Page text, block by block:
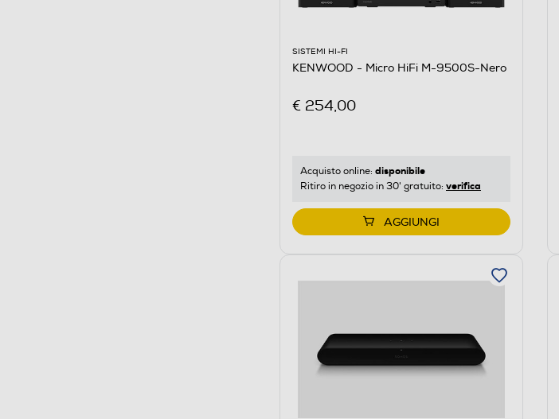
SISTEMI HI-FI
KENWOOD - Micro HiFi M-9500S-Nero
€ 254,00
Acquisto online: disponibile
Ritiro in negozio in 30' gratuito: verifica
AGGIUNGI